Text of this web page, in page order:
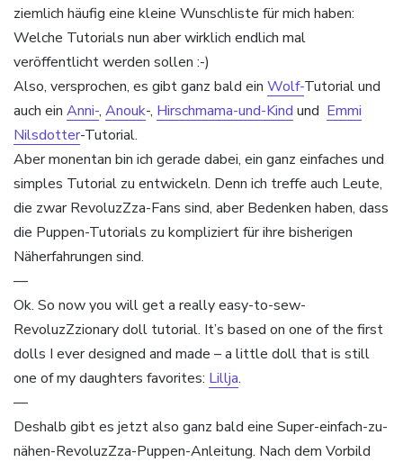
ziemlich häufig eine kleine Wunschliste für mich haben:
Welche Tutorials nun aber wirklich endlich mal
veröffentlicht werden sollen :-)
Also, versprochen, es gibt ganz bald ein Wolf-Tutorial und
auch ein Anni-, Anouk-, Hirschmama-und-Kind und Emmi
Nilsdotter-Tutorial.
Aber monentan bin ich gerade dabei, ein ganz einfaches und
simples Tutorial zu entwickeln. Denn ich treffe auch Leute,
die zwar RevoluzZza-Fans sind, aber Bedenken haben, dass
die Puppen-Tutorials zu kompliziert für ihre bisherigen
Näherfahrungen sind.
—
Ok. So now you will get a really easy-to-sew-
RevoluzZzionary doll tutorial. It’s based on one of the first
dolls I ever designed and made – a little doll that is still
one of my daughters favorites: Lillja.
—
Deshalb gibt es jetzt also ganz bald eine Super-einfach-zu-
nähen-RevoluzZza-Puppen-Anleitung. Nach dem Vorbild